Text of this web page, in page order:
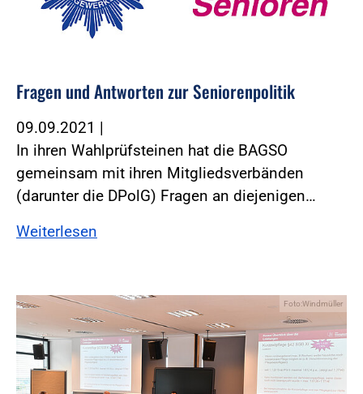
Fragen und Antworten zur Seniorenpolitik
09.09.2021 |
In ihren Wahlprüfsteinen hat die BAGSO
gemeinsam mit ihren Mitgliedsverbänden
(darunter die DPolG) Fragen an diejenigen…
Weiterlesen
Foto:Windmüller